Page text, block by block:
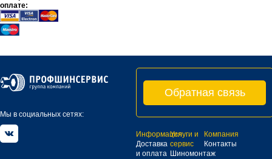
оплате:
Мы в социальных сетях:
Обратная связь
Информация
Доставка
и оплата
Услуги и
сервис
Шиномонтаж
Компания
Контакты